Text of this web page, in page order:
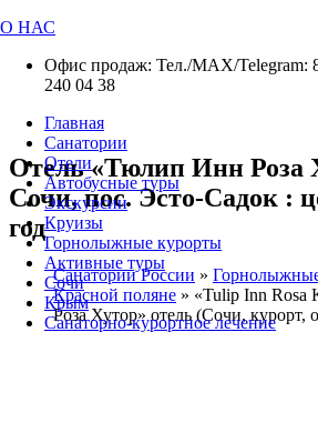
О НАС
Офис продаж: Тел./МАХ/Telegram:
240 04 38
Главная
Санатории
Отели
Автобусные туры
Экскурсии
Круизы
Горнолыжные курорты
Активные туры
Сочи
Крым
Санаторно-курортное лечение
Отель «Тюлип Инн Роза
Сочи, пос. Эсто-Садок :
год
Санатории России »
Красной поляне » «Tulip Inn
Роза Хутор» отель (Сочи, курорт,